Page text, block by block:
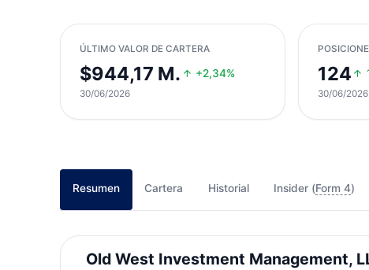
ÚLTIMO VALOR DE CARTERA
$944,17 M. +2,34%
30/06/2026
124
30/06/2026
Resumen Cartera Historial Insider (Form 4)
Old West Investment Management,